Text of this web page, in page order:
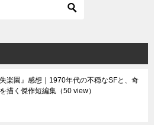
楽園』感想｜1970年代の不穏なSFと、奇
描く傑作短編集 （50 view）